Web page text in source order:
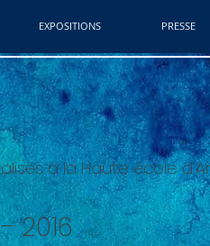
EXPOSITIONS PRESSE
à la Haute école
2016